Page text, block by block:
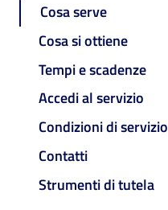
Cosa serve
Cosa si ottiene
Tempi e scadenze
Accedi al servizio
Condizioni di servizio
Contatti
Strumenti di tutela